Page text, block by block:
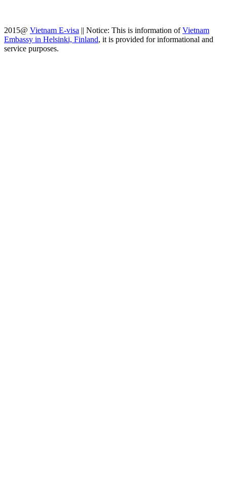
2015@ Vietnam E-visa || Notice: This is information ofVietnam
Embassy in Helsinki, Finland, it is provided for informational and
service purposes.